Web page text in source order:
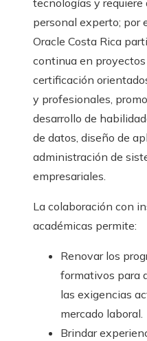
tecnologías y requiere
personal experto; por
Oracle Costa Rica
continua en
certificación
y profesionales,
desarrollo de
de datos, diseño de
administración de
empresariales.
La colaboración con
académicas permite:
Renovar los
formativos para
las exigencias
mercado laboral.
Brindar